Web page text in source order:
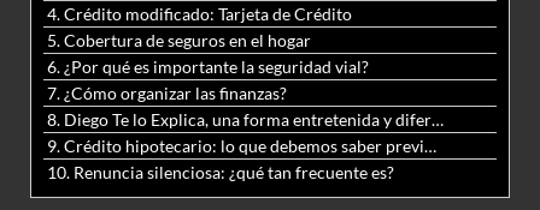
4. Crédito modificado: Tarjeta de Crédito
5. Cobertura de seguros en el hogar
6. ¿Por qué es importante la seguridad vial?
7. ¿Cómo organizar las finanzas?
8. Diego Te lo Explica, una forma entretenida y diferente de aprender matemáticas y ciencias
9. Crédito hipotecario: lo que debemos saber previo a adquirir nuestra vivienda
10. Renuncia silenciosa: ¿qué tan frecuente es?